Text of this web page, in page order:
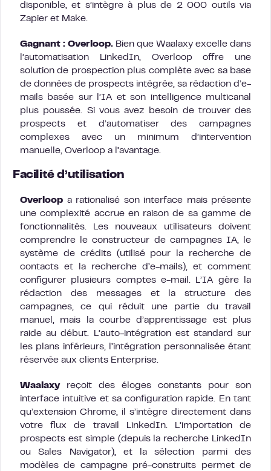
disponible, et s’intègre à plus de 2 000 outils via
Zapier et Make.
Gagnant : Overloop. Bien que Waalaxy excelle dans
l’automatisation LinkedIn, Overloop offre une
solution de prospection plus complète avec sa base
de données de prospects intégrée, sa rédaction d’e-
mails basée sur l’IA et son intelligence multicanal
plus poussée. Si vous avez besoin de trouver des
prospects et d’automatiser des campagnes
complexes avec un minimum d’intervention
manuelle, Overloop a l’avantage.
Facilité d’utilisation
Overloop a rationalisé son interface mais présente
une complexité accrue en raison de sa gamme de
fonctionnalités. Les nouveaux utilisateurs doivent
comprendre le constructeur de campagnes IA, le
système de crédits (utilisé pour la recherche de
contacts et la recherche d’e-mails), et comment
configurer plusieurs comptes e-mail. L’IA gère la
rédaction des messages et la structure des
campagnes, ce qui réduit une partie du travail
manuel, mais la courbe d’apprentissage est plus
raide au début. L’auto-intégration est standard sur
les plans inférieurs, l’intégration personnalisée étant
réservée aux clients Enterprise.
Waalaxyreçoit des éloges constants pour son
interface intuitive et sa configuration rapide. En tant
qu’extension Chrome, il s’intègre directement dans
votre flux de travail LinkedIn. L’importation de
prospects est simple (depuis la recherche LinkedIn
ou Sales Navigator), et la sélection parmi des
modèles de campagne pré-construits permet de